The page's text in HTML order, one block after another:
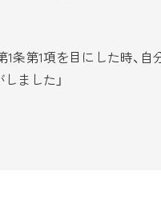
条第1項を目にした時、
ました」